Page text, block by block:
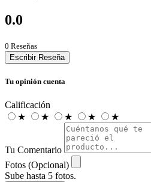
0.0
0 Reseñas
Escribir Reseña
Tu opinión cuenta
Calificación
★
★ ★ ★ ★
Tu Comentario
Fotos (Opcional)
Sube hasta 5 fotos.